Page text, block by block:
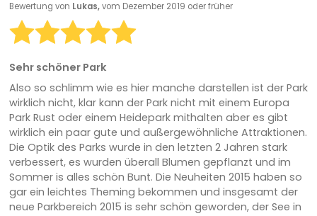
Bewertung von Lukas,vom Dezember 2019 oder früher
Sehr schöner Park
Also so schlimm wie es hier manche darstellen ist der Park
wirklich nicht, klar kann der Park nicht mit einem Europa
Park Rust oder einem Heidepark mithalten aber es gibt
wirklich ein paar gute und außergewöhnliche Attraktionen.
Die Optik des Parks wurde in den letzten 2 Jahren stark
verbessert, es wurden überall Blumen gepflanzt und im
Sommer is alles schön Bunt. Die Neuheiten 2015 haben so
gar ein leichtes Theming bekommen und insgesamt der
neue Parkbereich 2015 is sehr schön geworden, der See in